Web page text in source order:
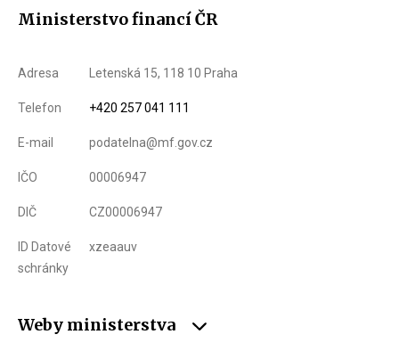
Ministerstvo financí ČR
Adresa Letenská 15, 118 10 Praha
Telefon +420 257 041 111
E-mail podatelna@mf.gov.cz
IČO 00006947
DIČ CZ00006947
ID Datové
schránky
xzeaauv
Weby ministerstva